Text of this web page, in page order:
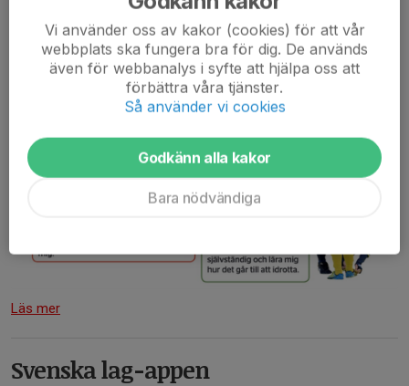
Läs mer
Svenska lag-appen
Vi använder oss av kakor (cookies) för att vår
webbplats ska fungera bra för dig. De används
även för webbanalys i syfte att hjälpa oss att
förbättra våra tjänster.
Så använder vi cookies
Godkänn alla kakor
Bara nödvändiga